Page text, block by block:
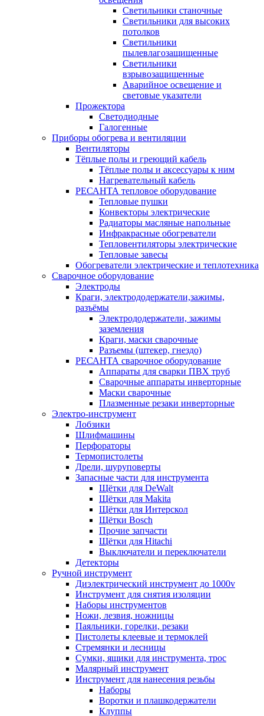
Светильники станочные
Светильники для высоких
потолков
Светильники
пылевлагозащищенные
Светильники
взрывозащищенные
Аварийное освещение и
световые указатели
Прожектора
Светодиодные
Галогенные
Приборы обогрева и вентиляции
Вентиляторы
Тёплые полы и греющий кабель
Тёплые полы и аксессуары к ним
Нагревательный кабель
РЕСАНТА тепловое оборудование
Тепловые пушки
Конвекторы электрические
Радиаторы масляные напольные
Инфракрасные обогреватели
Тепловентиляторы электрические
Тепловые завесы
Обогреватели электрические и теплотехника
Сварочное оборудование
Электроды
Краги, электрододержатели,зажимы,
разъёмы
Электрододержатели, зажимы
заземления
Краги, маски сварочные
Разъемы (штекер, гнездо)
РЕСАНТА сварочное оборудование
Аппараты для сварки ПВХ труб
Сварочные аппараты инверторные
Маски сварочные
Плазменные резаки инверторные
Электро-инструмент
Лобзики
Шлифмашины
Перфораторы
Термопистолеты
Дрели, шуруповерты
Запасные части для инструмента
Щётки для DeWalt
Щётки для Makita
Щётки для Интерскол
Щётки Bosch
Прочие запчасти
Щётки для Hitachi
Выключатели и переключатели
Детекторы
Ручной инструмент
Диэлектрический инструмент до 1000v
Инструмент для снятия изоляции
Наборы инструментов
Ножи, лезвия, ножницы
Паяльники, горелки, резаки
Пистолеты клеевые и термоклей
Стремянки и лесницы
Сумки, ящики для инструмента, трос
Малярный инструмент
Инструмент для нанесения резьбы
Наборы
Воротки и плашкодержатели
Клуппы